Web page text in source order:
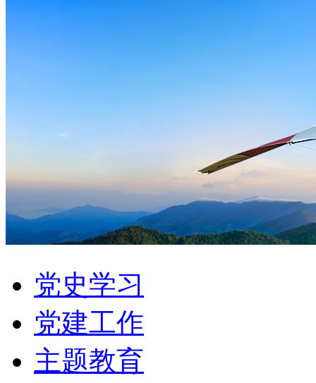
党史学习
党建工作
主题教育